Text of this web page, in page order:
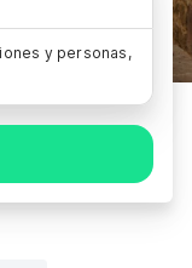
y personas,